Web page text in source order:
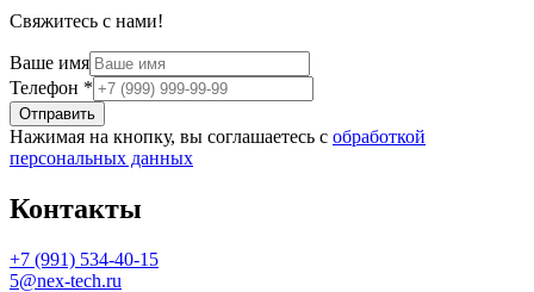
Свяжитесь с нами!
Ваше имя
Телефон *
Отправить
Нажимая на кнопку, вы соглашаетесь с обработкой
персональных данных
Контакты
+7 (991) 534-40-15
5@nex-tech.ru